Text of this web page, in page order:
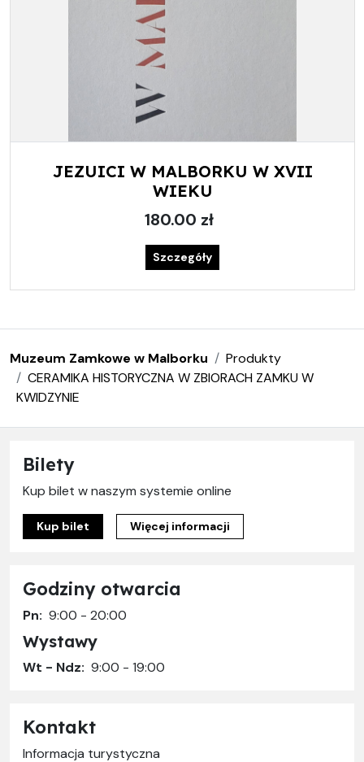
JEZUICI W MALBORKU W XVII
WIEKU
180.00 zł
Szczegóły
Muzeum Zamkowe w Malborku
Produkty
CERAMIKA HISTORYCZNA W ZBIORACH ZAMKU W
KWIDZYNIE
Bilety
Kup bilet w naszym systemie online
Kup bilet Więcej informacji
Godziny otwarcia
Pn: 9:00 - 20:00
Wystawy
Wt - Ndz: 9:00 - 19:00
Kontakt
Informacja turystyczna